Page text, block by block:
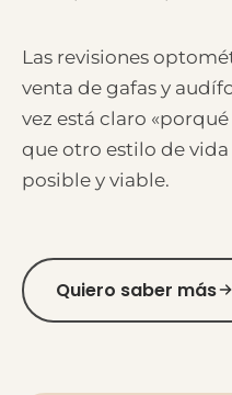
Las revisiones
venta de gafas y
vez está claro
que otro estilo de
posible y viable.
Quiero saber más